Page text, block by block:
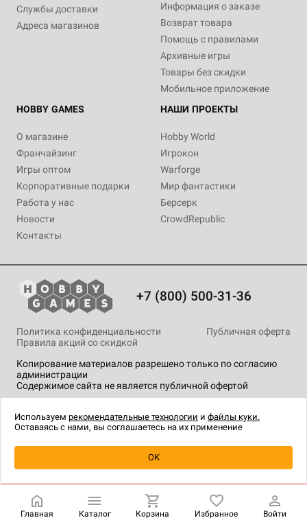
Купить| 11 990 ₽
Службы доставки
Адреса магазинов
Информация о заказе
Возврат товара
Помощь с правилами
Архивные игры
Товары без скидки
Мобильное приложение
HOBBY GAMES
О магазине
Франчайзинг
Игры оптом
Корпоративные подарки
Работа у нас
Новости
Контакты
НАШИ ПРОЕКТЫ
Hobby World
Игрокон
Warforge
Мир фантастики
Берсерк
CrowdRepublic
+7 (800) 500-31-36
Копирование материалов разрешено только по согласию
администрации
Содержимое сайта не является публичной офертой
Политика конфиденциальности
Публичная оферта
Правила акций со скидкой
технологии.
Главная Каталог Корзина Избранное Войти
Используем рекомендательные технологии и файлы куки.
Оставаясь с нами, вы соглашаетесь на их применение
OK